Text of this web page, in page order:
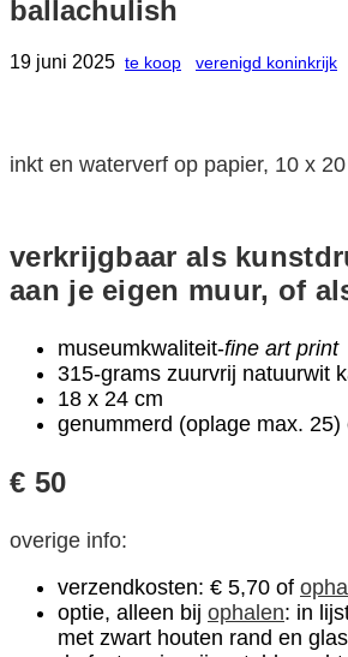
ballachulish
19 juni 2025 te koop verenigd koninkrijk
inkt en waterverf op papier, 10 x
verkrijgbaar als
aan je eigen muur, of
museumkwaliteit-fine art print
315-grams zuurvrij natuurwit
18 x 24 cm
genummerd (oplage max. 25)
€ 50
overige info:
verzendkosten: € 5,70 of
optie, alleen bij ophalen: in
met zwart houten rand en